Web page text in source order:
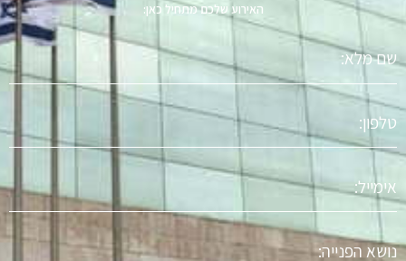
האירוע שלכם מתחיל כאן:
מלא
טלפון
אימייל
נושא
הפניה